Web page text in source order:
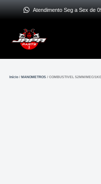
Ir
conteúdo
Atendimento Seg a Sex de
Início /MANOMETROS / COMBUSTIVEL 52MM/MEC/